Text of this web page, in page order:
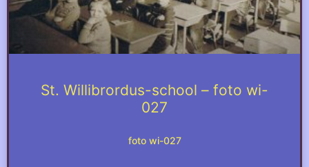
St. Willibrordus-school – foto wi-
027
foto wi-027